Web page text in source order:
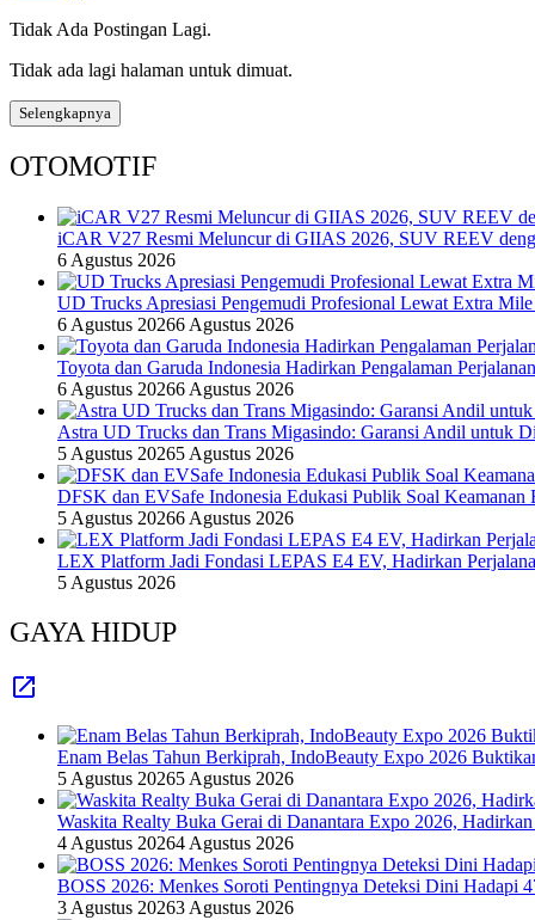
Tidak Ada Postingan Lagi.
Tidak ada lagi halaman untuk dimuat.
Selengkapnya
OTOMOTIF
iCAR V27 Resmi Meluncur di GIIAS 2026, SUV REEV
6 Agustus 2026
UD Trucks Apresiasi Pengemudi Profesional Lewat Extra
6 Agustus 20266 Agustus 2026
Toyota dan Garuda Indonesia Hadirkan Pengalaman
6 Agustus 20266 Agustus 2026
Astra UD Trucks dan Trans Migasindo: Garansi Andil untuk
5 Agustus 20265 Agustus 2026
DFSK dan EVSafe Indonesia Edukasi Publik Soal
5 Agustus 20266 Agustus 2026
LEX Platform Jadi Fondasi LEPAS E4 EV, Hadirkan
5 Agustus 2026
GAYA HIDUP
Enam Belas Tahun Berkiprah, IndoBeauty Expo 2026
5 Agustus 20265 Agustus 2026
Waskita Realty Buka Gerai di Danantara Expo 2026,
4 Agustus 20264 Agustus 2026
BOSS 2026: Menkes Soroti Pentingnya Deteksi Dini Hadapi
3 Agustus 20263 Agustus 2026